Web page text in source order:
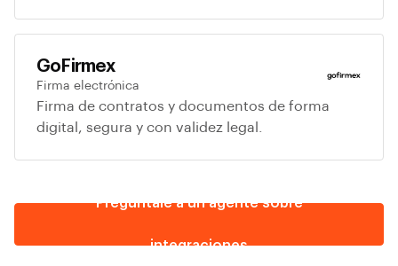
GoFirmex
Firma electrónica
Firma de contratos y documentos de forma
digital, segura y con validez legal.
Pregúntale a un agente sobre
integraciones